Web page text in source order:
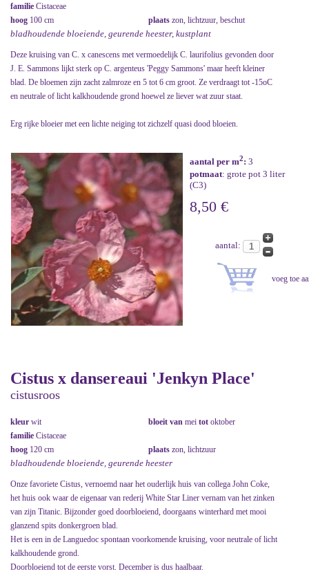
familie Cistaceae
hoog 100 cm plaats zon, lichtzuur, beschut
bladhoudende bloeiende, geurende heester, kustplant
Deze kruising van C. x canescens met vermoedelijk C. laurifolius gevonden door
J. E. Sammons lijkt sterk op C. argenteus 'Peggy Sammons' maar heeft kleiner
blad. De bloemen zijn zacht zalmroze en 5 tot 6 cm groot. Ze verdraagt tot -15oC
en neutrale of licht kalkhoudende grond hoewel ze liever wat zuur staat.
Erg rijke bloeier met een lichte neiging tot zichzelf quasi dood bloeien.
aantal per m2: 3
potmaat: grote pot 3 liter
(C3)
8,50 €
aantal:
Cistus x dansereaui 'Jenkyn Place'
cistusroos
kleur wit bloeit van mei tot oktober
familie Cistaceae
hoog 120 cm plaats zon, lichtzuur
bladhoudende bloeiende, geurende heester
Onze favoriete Cistus, vernoemd naar het ouderlijk huis van collega John Coke,
het huis ook waar de eigenaar van rederij White Star Liner vernam van het zinken
van zijn Titanic. Bijzonder goed doorbloeiend, doorgaans winterhard met mooi
glanzend spits donkergroen blad.
Het is een in de Languedoc spontaan voorkomende kruising, voor neutrale of licht
kalkhoudende grond.
Doorbloeiend tot de eerste vorst. December is dus haalbaar.